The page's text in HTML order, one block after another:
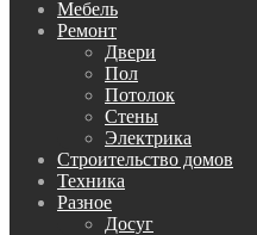
Мебель
Ремонт
Двери
Пол
Потолок
Стены
Электрика
Строительство домов
Техника
Разное
Досуг